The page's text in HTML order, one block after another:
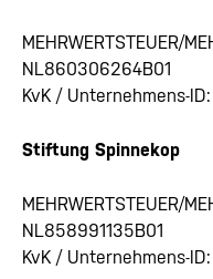
MEHRWERTSTEUER/
NL860306264B01
KvK / Unternehmens-
Stiftung Spinnekop
MEHRWERTSTEUER/
NL858991135B01
KvK / Unternehmens-ID: